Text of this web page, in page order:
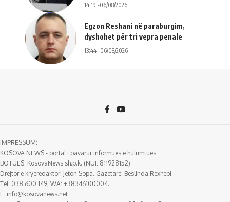
14:19 -06/08/2026
Egzon Reshani në paraburgim,
dyshohet për tri vepra penale
13:44 -06/08/2026
IMPRESSUM:
KOSOVA NEWS - portal i pavarur informues e hulumtues
BOTUES: KosovaNews sh.p.k. (NUI: 811928152)
Drejtor e kryeredaktor: Jeton Sopa. Gazetare: Beslinda Rexhepi.
Tel: 038 600 149, WA: +38346100004.
E: info@kosovanews.net